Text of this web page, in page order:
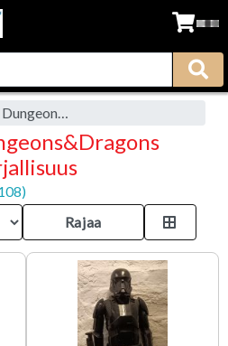
Star Wars ja Dungeons&Dragons sekä Fantasiakirjallisuus
Rajaa